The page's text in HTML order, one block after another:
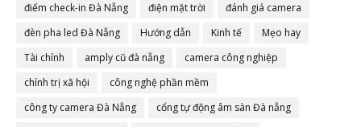
điểm check-in Đà Nẵng
điện mặt trời
đánh giá camera
đèn pha led Đà Nẵng
Hướng dẫn Kinh tế
Mẹo hay
Tài chính
amply cũ đà nẵng
camera công nghiệp
chính trị xã hội
công nghệ phần mềm
công ty camera Đà Nẵng
cổng tự động âm sàn Đà nẵng